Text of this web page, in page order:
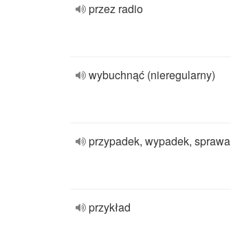
przez radio
wybuchnąć (nieregularny)
przypadek, wypadek, sprawa
przykład